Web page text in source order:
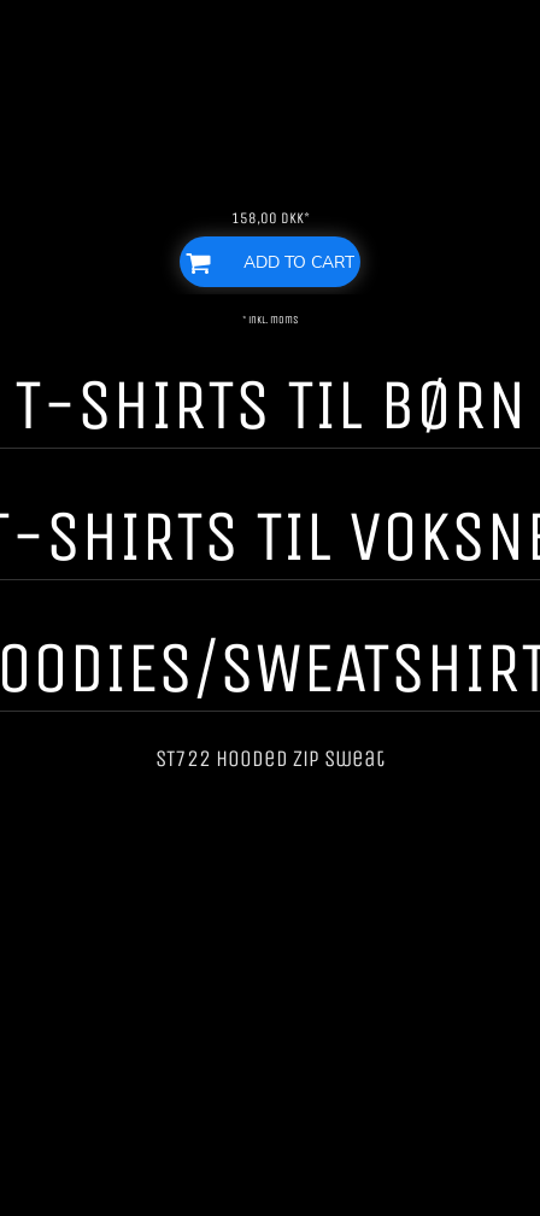
158,00 DKK*
ADD TO CART
* inkl. moms
T-SHIRTS TIL BØRN
SHIRTS TIL
ST722 Hooded Zip Sweat